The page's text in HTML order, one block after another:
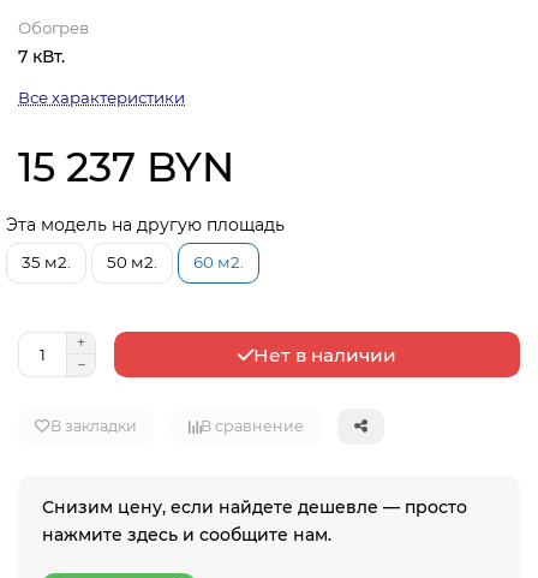
Обогрев
7 кВт.
Все характеристики
15 237 BYN
Эта модель на другую площадь
35 м2. 50 м2. 60 м2.
Нет в наличии
В закладки В сравнение
Снизим цену, если найдете дешевле — просто
нажмите здесь и сообщите нам.